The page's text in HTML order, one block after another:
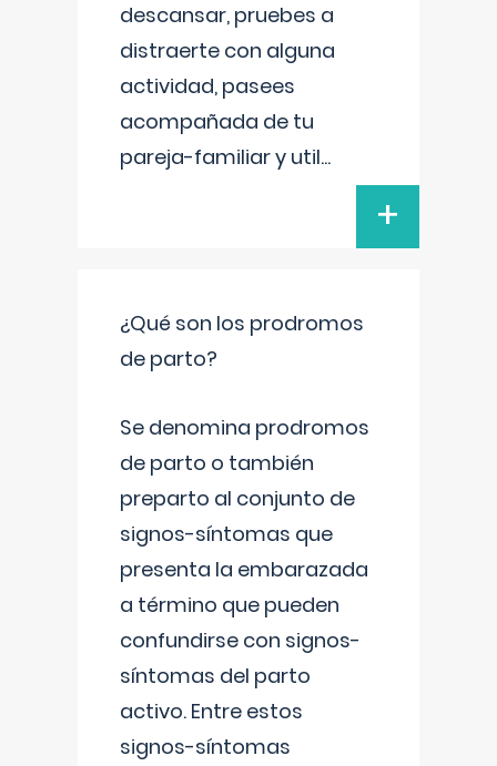
descansar, pruebes a
distraerte con alguna
actividad, pasees
acompañada de tu
pareja-familiar y util...
+
¿Qué son los prodromos
de parto?
Se denomina prodromos
de parto o también
preparto al conjunto de
signos-síntomas que
presenta la embarazada
a término que pueden
confundirse con signos-
síntomas del parto
activo. Entre estos
signos-síntomas